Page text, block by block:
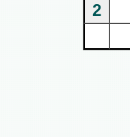
2